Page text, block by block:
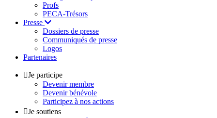
Profs
PECA-Trésors
Presse
Dossiers de presse
Communiqués de presse
Logos
Partenaires
Je participe
Devenir membre
Devenir bénévole
Participez à nos actions
Je soutiens